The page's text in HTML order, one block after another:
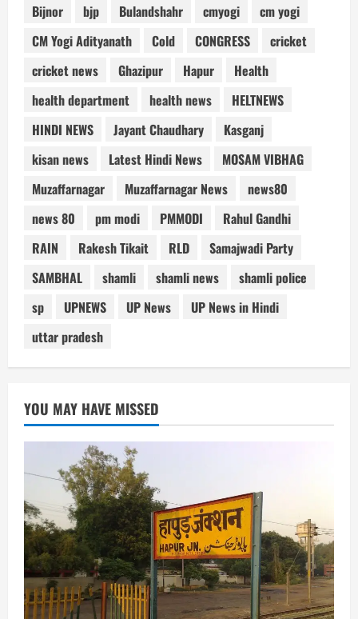
Bijnor
bjp Bulandshahr cmyogi
cm yogi
CM Yogi Adityanath
Cold CONGRESS
cricket
cricket news
Ghazipur Hapur
Health
health department
health news
HELTNEWS
HINDI NEWS
Jayant Chaudhary
Kasganj
kisan news
Latest Hindi News
MOSAM VIBHAG
Muzaffarnagar
Muzaffarnagar News
news80
news 80
pm modi PMMODI
Rahul Gandhi
RAIN
Rakesh Tikait RLD
Samajwadi Party
SAMBHAL
shamli shamli news
shamli police
sp
UPNEWS UP News
UP News in Hindi
uttar pradesh
YOU MAY HAVE MISSED